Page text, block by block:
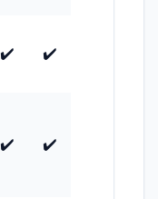
✔️ ✔️
✔️ ✔️